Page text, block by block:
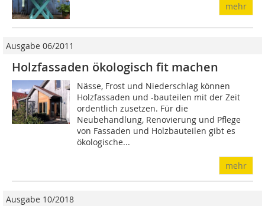
mehr
Ausgabe 06/2011
Holzfassaden ökologisch fit machen
Nässe, Frost und Niederschlag können
Holzfassaden und -bauteilen mit der Zeit
ordentlich zusetzen. Für die
Neubehandlung, Renovierung und Pflege
von Fassaden und Holzbauteilen gibt es
ökologische...
mehr
Ausgabe 10/2018